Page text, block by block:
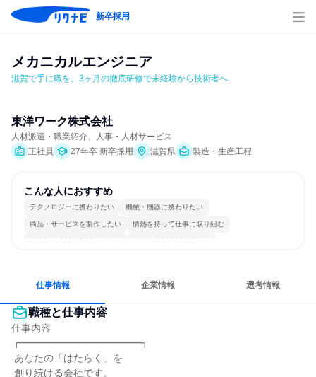
新卒採用
メカニカルエンジニア
滋賀で手に職を。3ヶ月の徹底研修で未経験から技術者へ
東洋ワーク株式会社
人材派遣・職業紹介、人事・人材サービス
正社員
27年卒 新卒採用 滋賀県 製造・生産工程
こんな人におすすめ
テクノロジーに携わりたい 機械・機器に携わりたい
商品・サービスを製作したい 情熱を持って仕事に取り組む
長く同じ会社に居続けられる 一つの専門分野を極める
仕事情報 企業情報 選考情報
職種と仕事内容
仕事内容
┏━━━━━━━━━━━━┓